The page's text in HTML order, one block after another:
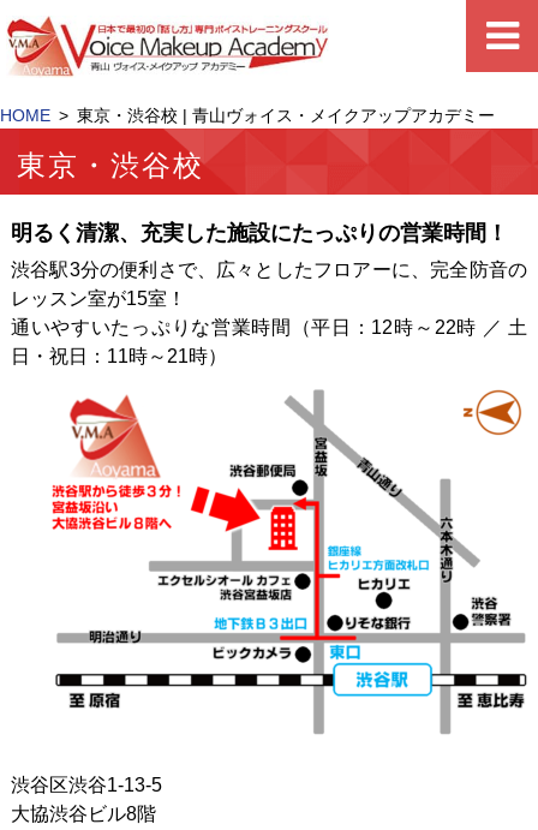
HOME 東京・渋谷校 | 青山ヴォイス・メイクアップアカデミー
東京・渋谷校
明るく清潔、充実した施設にたっぷりの営業時間！
渋谷駅3分の便利さで、広々としたフロアーに、完全防音の
レッスン室が15室！
通いやすいたっぷりな営業時間（平日：12時～22時 ／ 土
日・祝日：11時～21時）
渋谷区渋谷1-13-5
大協渋谷ビル8階